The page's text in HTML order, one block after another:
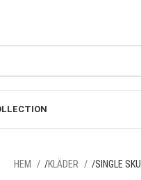
HEM KLÄDER SINGLE